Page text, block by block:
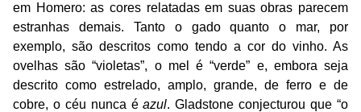
em Homero: as cores relatadas em suas obras parecem
estranhas demais. Tanto o gado quanto o mar, por
exemplo, são descritos como tendo a cor do vinho. As
ovelhas são “violetas”, o mel é “verde” e, embora seja
descrito como estrelado, amplo, grande, de ferro e de
cobre, o céu nunca éazul. Gladstone conjecturou que “o